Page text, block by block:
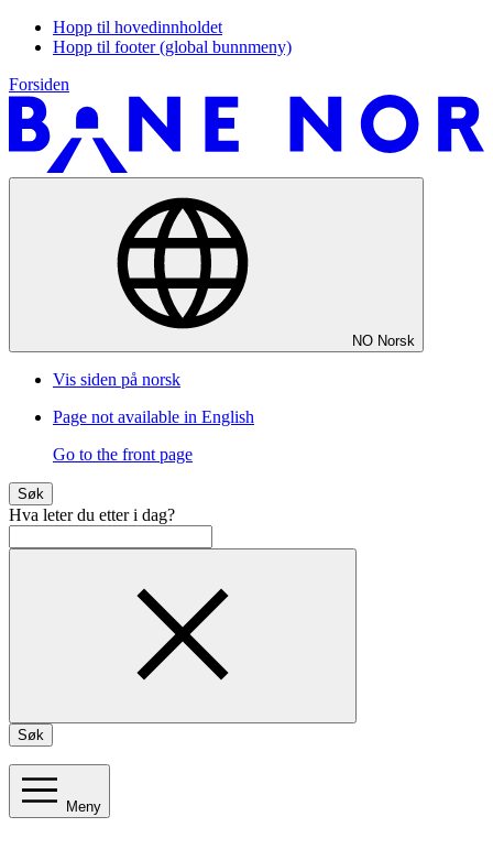
Hopp til hovedinnholdet
Hopp til footer (global bunnmeny)
Forsiden
NO Norsk
Vis siden på norsk
Page not available in English
Go to the front page
Søk
Hva leter du etter i dag?
Søk
Meny